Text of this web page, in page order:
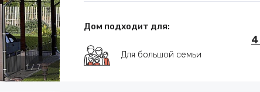
1 / 7
Дом подходит для:
Для большой семьи